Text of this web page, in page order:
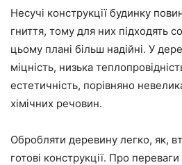
Несучі конструкції будинку
гниття, тому для них підходять
цьому плані більш надійні. У
міцність, низька
естетичність, порівняно
хімічних речовин.
Обробляти деревину легко, як,
готові конструкції. Про